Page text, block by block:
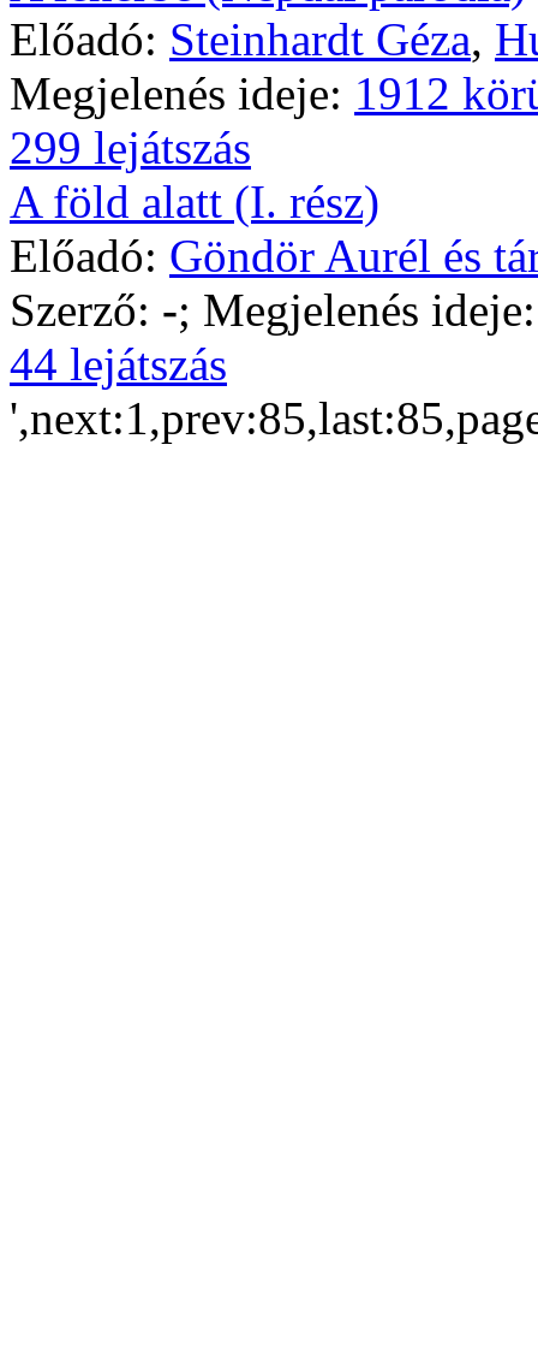
Előadó: Steinhardt Géza,
Megjelenés ideje: 1912
299 lejátszás
A föld alatt (I. rész)
Előadó: Göndör Aurél és
Szerző: -; Megjelenés
44 lejátszás